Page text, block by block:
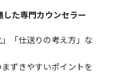
た専門カウンセラー
「仕送りの考え方」な
ずきやすいポイントを